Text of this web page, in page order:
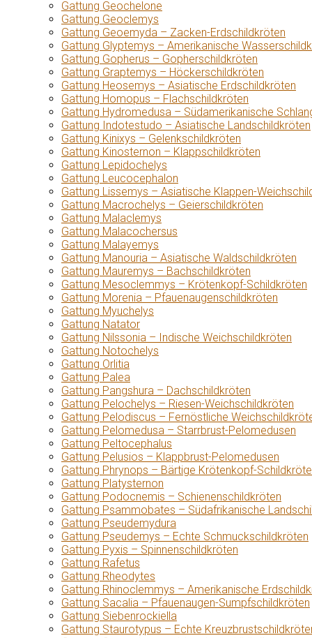
Gattung Geochelone
Gattung Geoclemys
Gattung Geoemyda – Zacken-Erdschildkröten
Gattung Glyptemys – Amerikanische
Gattung Gopherus – Gopherschildkröten
Gattung Graptemys – Höckerschildkröten
Gattung Heosemys – Asiatische Erdschildkröten
Gattung Homopus – Flachschildkröten
Gattung Hydromedusa – Südamerikanische
Gattung Indotestudo – Asiatische Landschildkröten
Gattung Kinixys – Gelenkschildkröten
Gattung Kinosternon – Klappschildkröten
Gattung Lepidochelys
Gattung Leucocephalon
Gattung Lissemys – Asiatische Klappen-
Gattung Macrochelys – Geierschildkröten
Gattung Malaclemys
Gattung Malacochersus
Gattung Malayemys
Gattung Manouria – Asiatische Waldschildkröten
Gattung Mauremys – Bachschildkröten
Gattung Mesoclemmys – Krötenkopf-Schildkröten
Gattung Morenia – Pfauenaugenschildkröten
Gattung Myuchelys
Gattung Natator
Gattung Nilssonia – Indische Weichschildkröten
Gattung Notochelys
Gattung Orlitia
Gattung Palea
Gattung Pangshura – Dachschildkröten
Gattung Pelochelys – Riesen-Weichschildkröten
Gattung Pelodiscus – Fernöstliche
Gattung Pelomedusa – Starrbrust-Pelomedusen
Gattung Peltocephalus
Gattung Pelusios – Klappbrust-Pelomedusen
Gattung Phrynops – Bärtige Krötenkopf-
Gattung Platysternon
Gattung Podocnemis – Schienenschildkröten
Gattung Psammobates – Südafrikanische
Gattung Pseudemydura
Gattung Pseudemys – Echte Schmuckschildkröten
Gattung Pyxis – Spinnenschildkröten
Gattung Rafetus
Gattung Rheodytes
Gattung Rhinoclemmys – Amerikanische
Gattung Sacalia – Pfauenaugen-Sumpfschildkröten
Gattung Siebenrockiella
Gattung Staurotypus – Echte